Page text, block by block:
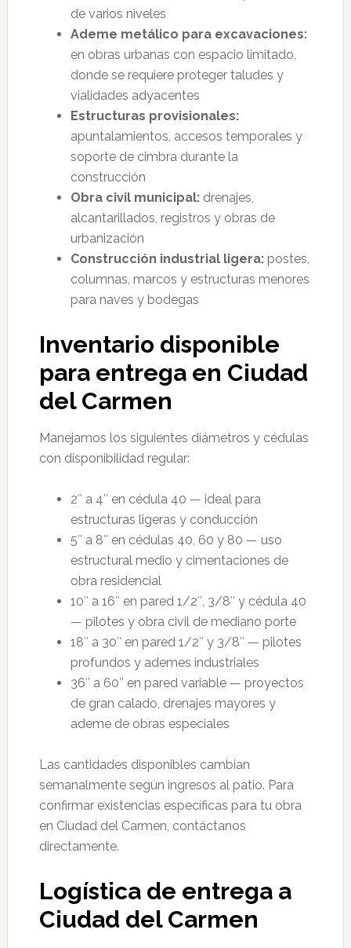
de varios niveles
Ademe metálico para excavaciones:
en obras urbanas con espacio limitado,
donde se requiere proteger taludes y
vialidades adyacentes
Estructuras provisionales:
apuntalamientos, accesos temporales y
soporte de cimbra durante la
construcción
Obra civil municipal:drenajes,
alcantarillados, registros y obras de
urbanización
Construcción industrial ligera:postes,
columnas, marcos y estructuras menores
para naves y bodegas
Inventario disponible
para entrega en Ciudad
del Carmen
Manejamos los siguientes diámetros y cédulas
con disponibilidad regular:
2″ a 4″ en cédula 40 — ideal para
estructuras ligeras y conducción
5″ a 8″ en cédulas 40, 60 y 80 — uso
estructural medio y cimentaciones de
obra residencial
10″ a 16″ en pared 1/2″, 3/8″ y cédula 40
— pilotes y obra civil de mediano porte
18″ a 30″ en pared 1/2″ y 3/8″ — pilotes
profundos y ademes industriales
36″ a 60″ en pared variable — proyectos
de gran calado, drenajes mayores y
ademe de obras especiales
Las cantidades disponibles cambian
semanalmente según ingresos al patio. Para
confirmar existencias específicas para tu obra
en Ciudad del Carmen, contáctanos
directamente.
Logística de entrega a
Ciudad del Carmen